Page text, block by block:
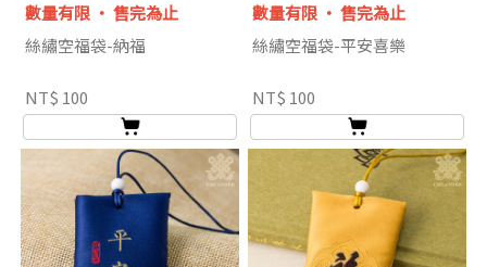
數量有限 ‧ 售完為止
絲繡空福袋-納福
NT$ 100
數量有限 ‧ 售完為止
絲繡空福袋-平安喜樂
NT$ 100